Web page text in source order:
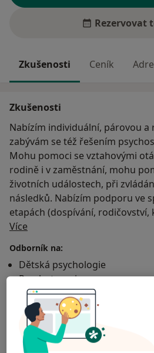
Rezervovat
Zkušenosti Ceník
Zkušenosti
Nabízím individuální, párovou
zabývám se též řešením
Mohu pomoci se vztahovými
rodině i v zaměstnání, mohu
životních událostech, při
následků. Nabízím podporu ve
etapách (dospívání,
seniorský věk), při odstraňování
zvládnutí "vyhoření", s přijetím
realizací životních změn, plánů a
dospívajícími i dospělými. Budu
akceptování toho, co je mimo
průvodcem na cestě ke
svobodnějšímu životu v tělesné,
duchovní oblasti, které považuji
Více
Odborník na:
Dětská psychologie
Psychoterapie
Psychosomatika
Rodinná terapie
Pacienti, které ošetřuji
Dospělí